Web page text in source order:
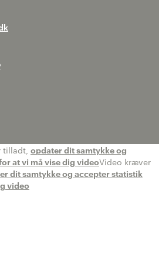
tilladt, opdater dit samtykke og
at vi må vise dig videoVideo kræver
dit samtykke og accepter statistik
video